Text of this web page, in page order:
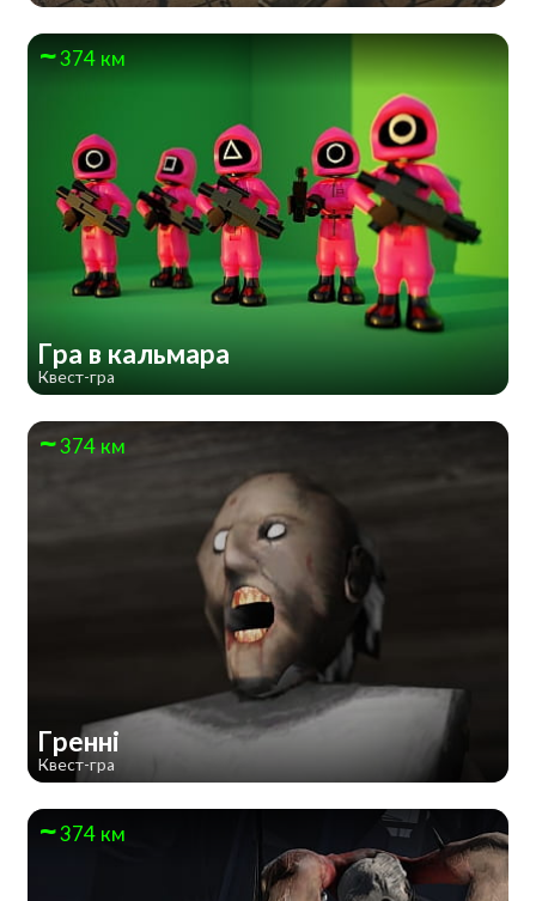
374 км
Гра в кальмара
Квест-гра
374 км
Гренні
Квест-гра
374 км